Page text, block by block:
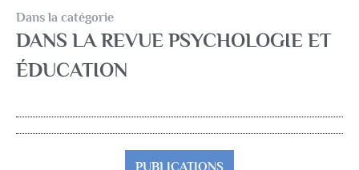
Dans la catégorie
DANS LA REVUE PSYCHOLOGIE ET
ÉDUCATION
PUBLICATIONS